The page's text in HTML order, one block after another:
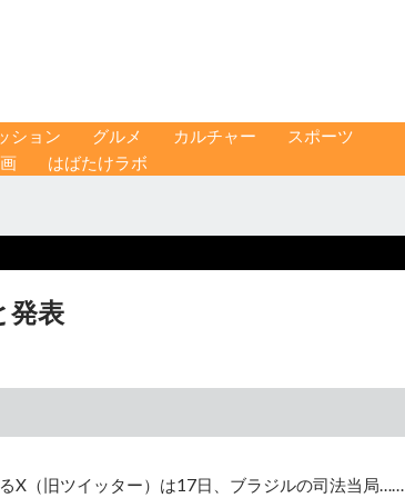
ション グルメ カルチャー
スポーツ
はばたけラボ
発表
X（旧ツイッター）は17日、ブラジルの司法当局……